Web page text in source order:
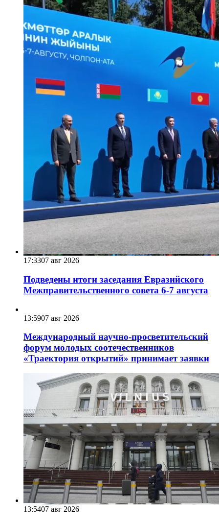
17:3307 авг 2026
Подведены итоги заседания Евразийского
Межправительственного совета 6-7 августа
13:5907 авг 2026
Международный научно-просветительский
форум молодых соотечественников
«Траектория открытий» принимает заявки
13:5407 авг 2026